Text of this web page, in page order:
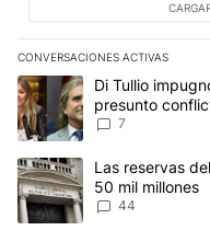
CONVERSACIONES ACTIVAS
Este listado muestra los
Un artículo de tendencia
Di Tullio
presunto
Ley de Tierras
7
Un artículo de tendencia
Las reservas
50 mil millones
44